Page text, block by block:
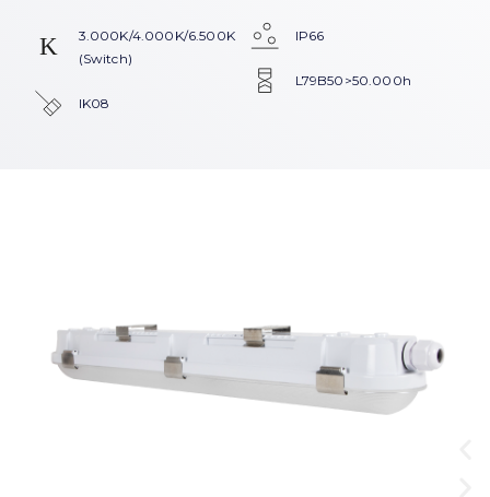
3.000K/4.000K/6.500K
(Switch)
IK08
IP66
L79B50>50.000h